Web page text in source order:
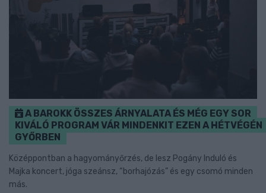
A BAROKK ÖSSZES ÁRNYALATA ÉS MÉG EGY SOR
KIVÁLÓ PROGRAM VÁR MINDENKIT EZEN A HÉTVÉGÉN
GYŐRBEN
Középpontban a hagyományőrzés, de lesz Pogány Induló és
Majka koncert, jóga szeánsz, “borhajózás” és egy csomó minden
más.